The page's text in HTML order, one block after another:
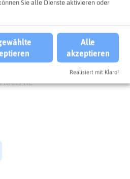
Leaflet contributors |weitere Lizenzen
RE
Sie alle Dienste aktivieren oder
Alle
akzeptieren
Realisiert mit Klaro!